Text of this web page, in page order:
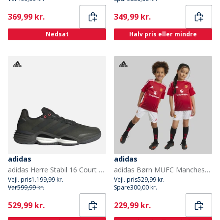
Current
369,99 kr.
Nedsat
Current
349,99 kr.
Halv pris eller mindre
adidas
adidas Herre Stabil 16 Court Træningssko Shadow Olive/Core Black/Grey Six
Vejl. pris1.199,99 kr.
Var599,99 kr.
Current
529,99 kr.
adidas
adidas Børn MUFC Manchester United 24/25 Hjemme Mini Sæt Mufc Red
Vejl. pris529,99 kr.
Spare300,00 kr.
Current
229,99 kr.